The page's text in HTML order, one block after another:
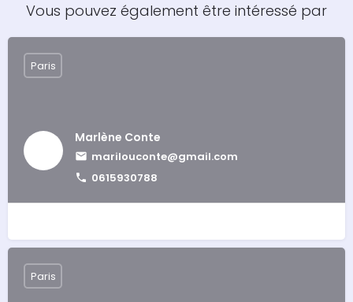
Vous pouvez également être intéressé par
Marlène Conte
marilouconte@gmail.com
0615930788
Paris
Paris